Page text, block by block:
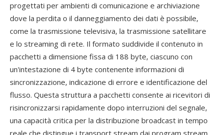
progettati per ambienti di comunicazione e archiviazione
dove la perdita o il danneggiamento dei dati è possibile,
come la trasmissione televisiva, la trasmissione satellitare
e lo streaming di rete. Il formato suddivide il contenuto in
pacchetti a dimensione fissa di 188 byte, ciascuno con
un'intestazione di 4 byte contenente informazioni di
sincronizzazione, indicazione di errore e identificazione del
flusso. Questa struttura a pacchetti consente ai ricevitori di
risincronizzarsi rapidamente dopo interruzioni del segnale,
una capacità critica per la distribuzione broadcast in tempo
reale che distingue i transport stream dai program stream